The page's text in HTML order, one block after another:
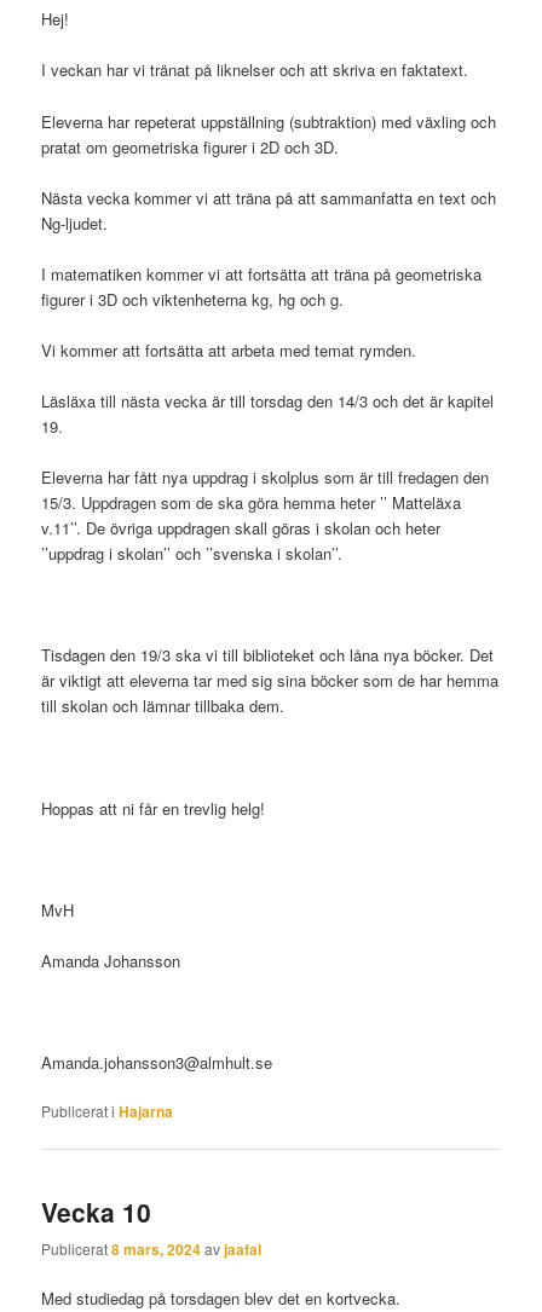
Hej!
I veckan har vi tränat på liknelser och att skriva en faktatext.
Eleverna har repeterat uppställning (subtraktion) med växling och
pratat om geometriska figurer i 2D och 3D.
Nästa vecka kommer vi att träna på att sammanfatta en text och
Ng-ljudet.
I matematiken kommer vi att fortsätta att träna på geometriska
figurer i 3D och viktenheterna kg, hg och g.
Vi kommer att fortsätta att arbeta med temat rymden.
Läsläxa till nästa vecka är till torsdag den 14/3 och det är kapitel
19.
Eleverna har fått nya uppdrag i skolplus som är till fredagen den
15/3. Uppdragen som de ska göra hemma heter ’’ Matteläxa
v.11’’. De övriga uppdragen skall göras i skolan och heter
’’uppdrag i skolan’’ och ’’svenska i skolan’’.
Tisdagen den 19/3 ska vi till biblioteket och låna nya böcker. Det
är viktigt att eleverna tar med sig sina böcker som de har hemma
till skolan och lämnar tillbaka dem.
Hoppas att ni får en trevlig helg!
MvH
Amanda Johansson
Amanda.johansson3@almhult.se
Publicerat i Hajarna
Vecka 10
Publicerat8 mars, 2024avjaafal
Med studiedag på torsdagen blev det en kortvecka.